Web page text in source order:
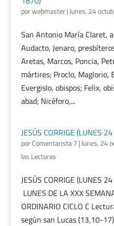
porwebmaster| lunes, 24
San Antonio María Claret,
Audacto, Jenaro,
Aretas, Marcos, Poncia,
mártires; Proclo, Maglorio,
Evergislo, obispos; Felix,
abad; Nicéforo,...
JESÚS CORRIGE (LUNES
porComentarista 7 | lunes, 24
las Lecturas
JESÚS CORRIGE (LUNES
LUNES DE LA XXX
ORDINARIO CICLO C
según san Lucas (13,10-